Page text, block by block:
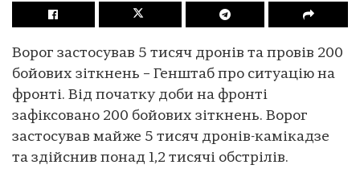
Ворог застосував 5 тисяч дронів та провів 200
бойових зіткнень – Генштаб про ситуацію на
фронті. Від початку доби на фронті
зафіксовано 200 бойових зіткнень. Ворог
застосував майже 5 тисяч дронів-камікадзе
та здійснив понад 1,2 тисячі обстрілів.